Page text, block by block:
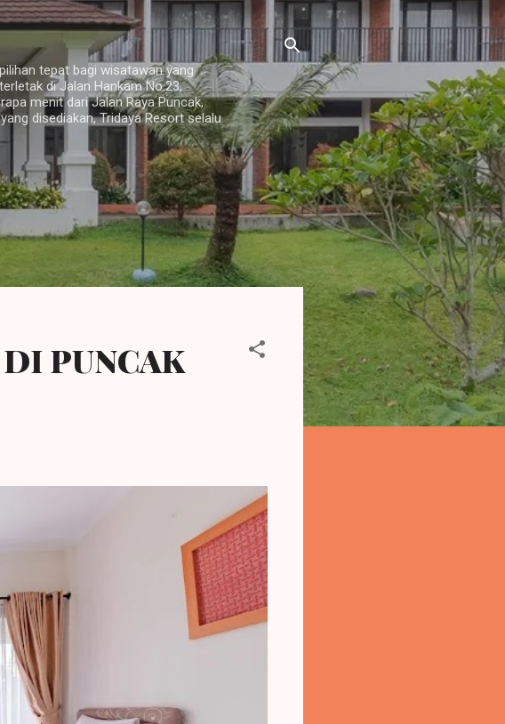
tepat bagi wisatawan yang
di Jalan Hankam No.23,
menit dari Jalan Raya Puncak,
disediakan, Tridaya Resort selalu
PUNCAK